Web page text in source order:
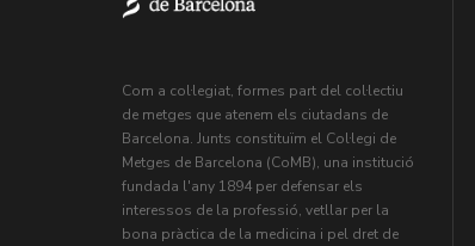
Com a col·legiat, formes part del col·lectiu
de metges que atenem els ciutadans de
Barcelona. Junts constituïm el Col·legi de
Metges de Barcelona (CoMB), una institució
fundada l'any 1894 per defensar els
interessos de la professió, vetllar per la
bona pràctica de la medicina i pel dret de